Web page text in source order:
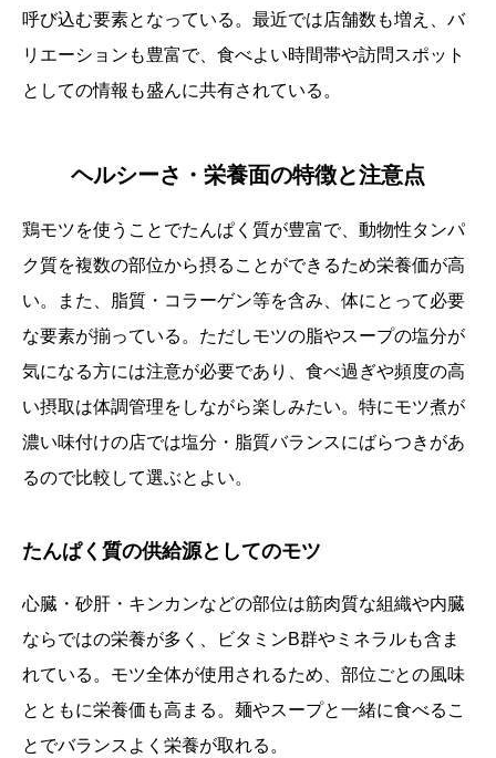
呼び込む要素となっている。最近では店舗数も増え、バ
リエーションも豊富で、食べよい時間帯や訪問スポット
としての情報も盛んに共有されている。
ヘルシーさ・栄養面の特徴と注意点
鶏モツを使うことでたんぱく質が豊富で、動物性タンパ
ク質を複数の部位から摂ることができるため栄養価が高
い。また、脂質・コラーゲン等を含み、体にとって必要
な要素が揃っている。ただしモツの脂やスープの塩分が
気になる方には注意が必要であり、食べ過ぎや頻度の高
い摂取は体調管理をしながら楽しみたい。特にモツ煮が
濃い味付けの店では塩分・脂質バランスにばらつきがあ
るので比較して選ぶとよい。
たんぱく質の供給源としてのモツ
心臓・砂肝・キンカンなどの部位は筋肉質な組織や内臓
ならではの栄養が多く、ビタミンB群やミネラルも含ま
れている。モツ全体が使用されるため、部位ごとの風味
とともに栄養価も高まる。麺やスープと一緒に食べるこ
とでバランスよく栄養が取れる。